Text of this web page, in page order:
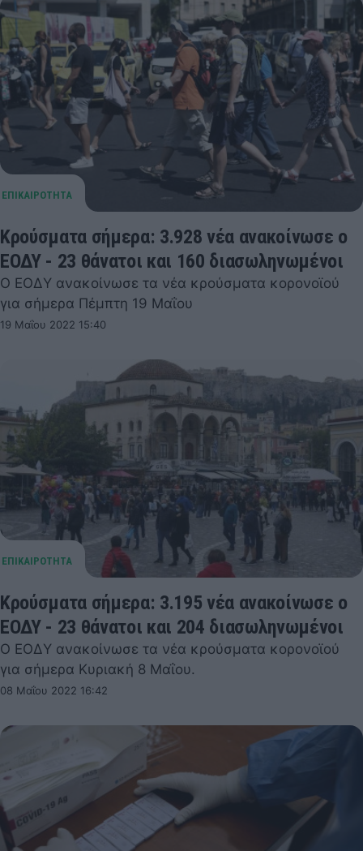
Κρούσματα σήμερα: 3.928 νέα ανακοίνωσε ο
ΕΟΔΥ - 23 θάνατοι και 160 διασωληνωμένοι
Ο ΕΟΔΥ ανακοίνωσε τα νέα κρούσματα κορονοϊού
για σήμερα Πέμπτη 19 Μαΐου
19 Μαΐου 2022 15:40
Κρούσματα σήμερα: 3.195 νέα ανακοίνωσε ο
ΕΟΔΥ - 23 θάνατοι και 204 διασωληνωμένοι
Ο ΕΟΔΥ ανακοίνωσε τα νέα κρούσματα κορονοϊού
για σήμερα Κυριακή 8 Μαΐου.
08 Μαΐου 2022 16:42